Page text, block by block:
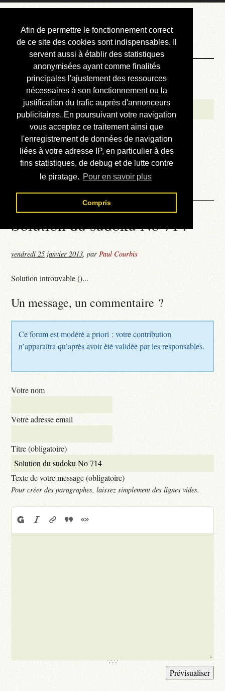
Afin de permettre le fonctionnement correct
de ce site des cookies sont indispensables. Il
servent aussi à établir des statistiques
anonymisées ayant comme finalités
principales l'ajustement des ressources
nécessaires à son fonctionnement ou la
justification du trafic auprès d'annonceurs
publicitaires. En poursuivant votre navigation
vous acceptez ce traitement ainsi que
l'enregistrement de données de navigation
liées à votre adresse IP, en particulier à des
fins statistiques, de debug et de lutte contre
le piratage. Pour en savoir plus
Compris
Courbis, « LE »
Blog Officiel
Bienvenue
Réalisations
Divers (et d’été)
Annonces
Liens externes
Téléchargement
Contact
Solution du sudoku No 714
vendredi 25 janvier 2013,parPaul Courbis
Solution introuvable ()...
Un message, un commentaire ?
Ce forum est modéré a priori : votre contribution
n’apparaîtra qu’après avoir été validée par les responsables.
Votre nom
Votre adresse email
Titre (obligatoire)
Texte de votre message (obligatoire)
Pour créer des paragraphes, laissez simplement des lignes vides.